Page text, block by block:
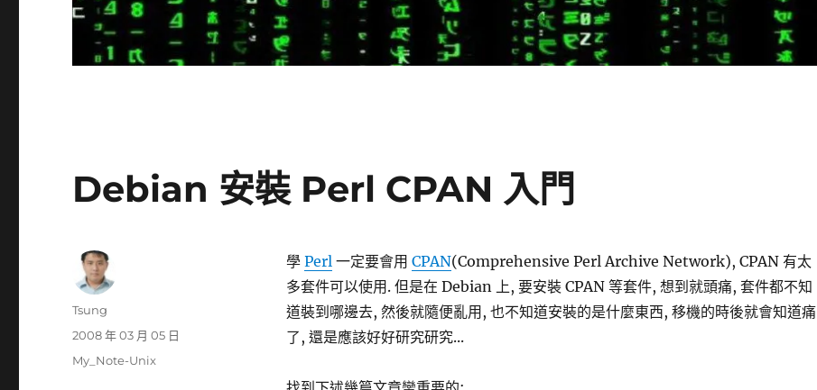
Debian 安裝 Perl CPAN 入門
學 Perl一定要會用 CPAN(Comprehensive Perl Archive Network), CPAN 有太
多套件可以使用. 但是在 Debian 上, 要安裝 CPAN 等套件, 想到就頭痛, 套件都不知
道裝到哪邊去, 然後就隨便亂用, 也不知道安裝的是什麼東西, 移機的時後就會知道痛
了, 還是應該好好研究研究...
作
Tsung
發
日
2008 年 03 月 05 日
分
My_Note-Unix